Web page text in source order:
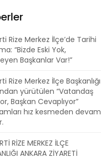
Rize Merkez İlçe’de Tarihi
“Bizde Eski Yok,
Başkanlar Var!”
Rize Merkez İlçe Başkanlığı
yürütülen “Vatandaş
Başkan Cevaplıyor”
hız kesmeden devam
RİZE MERKEZ İLÇE
ANKARA ZİYARETİ